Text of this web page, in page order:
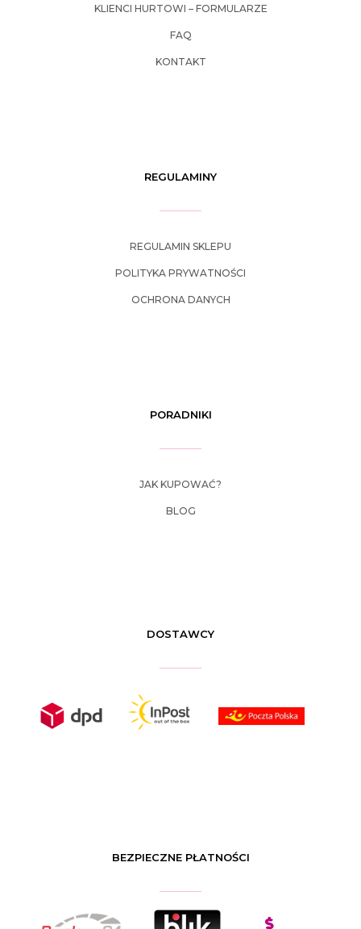
KLIENCI HURTOWI – FORMULARZE
FAQ
KONTAKT
REGULAMINY
REGULAMIN SKLEPU
POLITYKA PRYWATNOŚCI
OCHRONA DANYCH
PORADNIKI
JAK KUPOWAĆ?
BLOG
DOSTAWCY
BEZPIECZNE PŁATNOŚCI